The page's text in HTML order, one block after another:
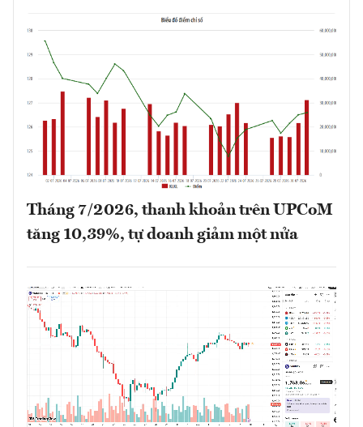
Tháng 7/2026, thanh khoản trên UPCoM
tăng 10,39%, tự doanh giảm một nửa